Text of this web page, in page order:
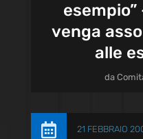
esempio”
venga
alle
da
 21 FEBBRAIO